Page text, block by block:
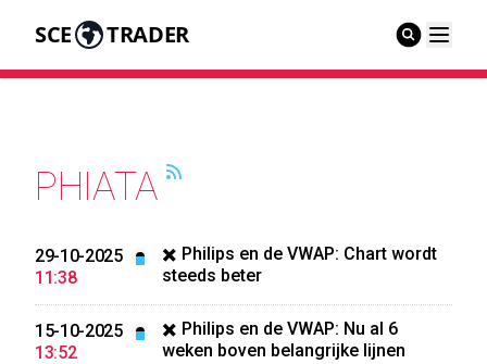
SCE TRADER
PHIATA
29-10-2025
11:38
✖️ Philips en de VWAP: Chart wordt
steeds beter
15-10-2025
13:52
✖️ Philips en de VWAP: Nu al 6
weken boven belangrijke lijnen